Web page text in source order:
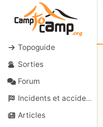
Topoguide
Sorties
Forum
Incidents et accidents
Articles